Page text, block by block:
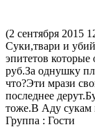
(2 сентября 2015
Суки,твари и
эпитетов
руб.За однушку
что?Эти мрази
последнее
тоже.В Аду сукам
Группа : Гости